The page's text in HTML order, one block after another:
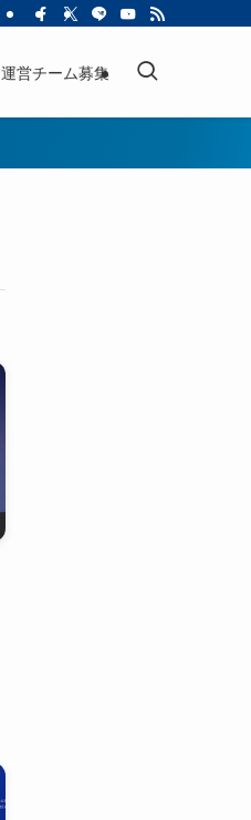
運営チーム募集